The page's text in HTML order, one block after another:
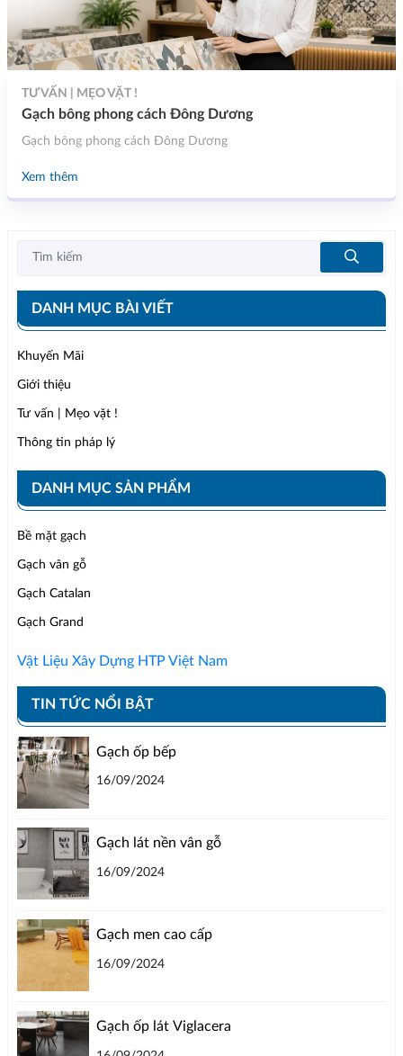
TƯ VẤN | MẸO VẶT !
Gạch bông phong cách Đông Dương
Gạch bông phong cách Đông Dương
Xem thêm
DANH MỤC BÀI VIẾT
Khuyến Mãi
Giới thiệu
Tư vấn | Mẹo vặt !
Thông tin pháp lý
DANH MỤC SẢN PHẨM
Bề mặt gạch
Gạch vân gỗ
Gạch Catalan
Gạch Grand
Vật Liệu Xây Dựng HTP Việt Nam
TIN TỨC NỔI BẬT
Gạch ốp bếp
16/09/2024
Gạch lát nền vân gỗ
16/09/2024
Gạch men cao cấp
16/09/2024
Gạch ốp lát Viglacera